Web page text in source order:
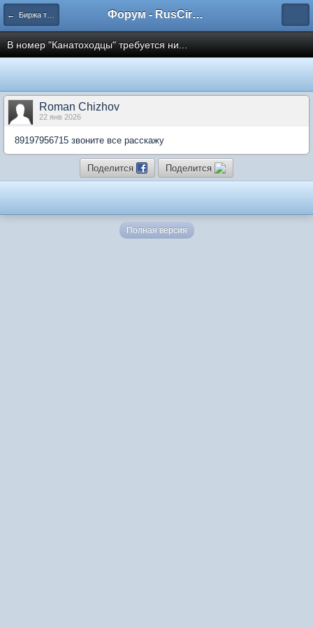
← Биржа труда Форум - RusCircus.ru
В номер "Канатоходцы" требуется ни...
Roman Chizhov
22 янв 2026
89197956715 звоните все расскажу
Поделится Поделится
Полная версия